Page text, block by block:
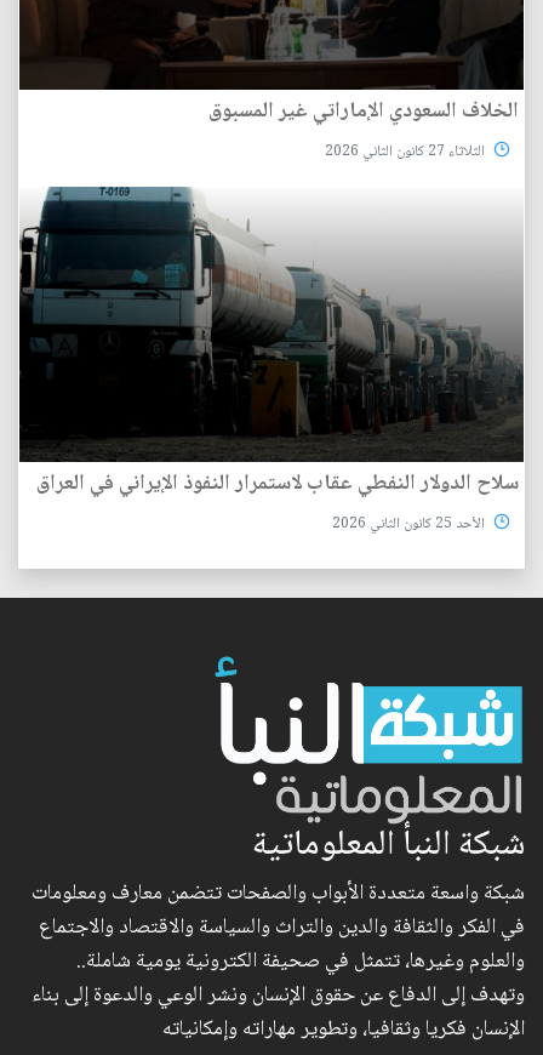
الخلاف السعودي الإماراتي غير المسبوق
الثلاثاء 27 كانون الثاني 2026
سلاح الدولار النفطي عقاب لاستمرار النفوذ الإيراني في العراق
الأحد 25 كانون الثاني 2026
شبكة النبأ المعلوماتية
شبكة واسعة متعددة الأبواب والصفحات تتضمن معارف ومعلومات
في الفكر والثقافة والدين والتراث والسياسة والاقتصاد والاجتماع
والعلوم وغيرها، تتمثل في صحيفة الكترونية يومية شاملة..
وتهدف إلى الدفاع عن حقوق الإنسان ونشر الوعي والدعوة إلى بناء
الإنسان فكريا وثقافيا، وتطوير مهاراته وإمكانياته